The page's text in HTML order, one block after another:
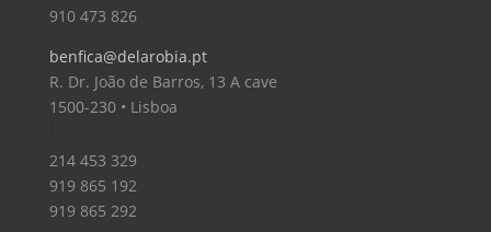
910 473 826
benfica@delarobia.pt
R. Dr. João de Barros, 13 A cave
1500-230 • Lisboa
214 453 329
919 865 192
919 865 292